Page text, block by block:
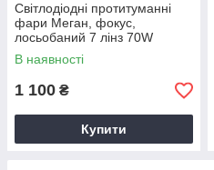
Світлодіодні протитуманні
фари Меган, фокус,
лосьобаний 7 лінз 70W
В наявності
1 100 ₴
Купити